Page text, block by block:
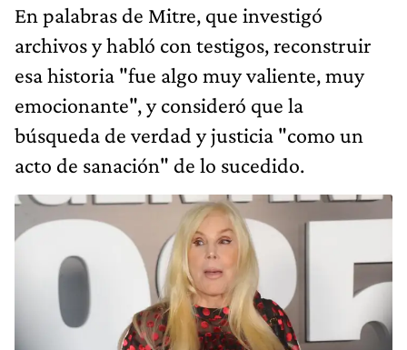
En palabras de Mitre, que investigó
archivos y habló con testigos, reconstruir
esa historia "fue algo muy valiente, muy
emocionante", y consideró que la
búsqueda de verdad y justicia "como un
acto de sanación" de lo sucedido.